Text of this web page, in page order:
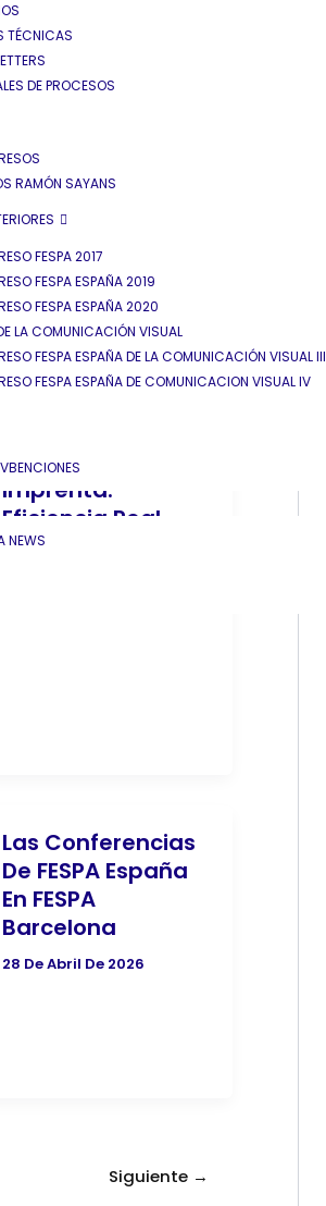
TÉCNICAS
DE PROCESOS
RAMÓN SAYANS
FESPA 2017
FESPA ESPAÑA 2019
FESPA ESPAÑA 2020
LA COMUNICACIÓN VISUAL
FESPA ESPAÑA DE LA COMUNICACIÓN VISUAL III
FESPA ESPAÑA DE COMUNICACION VISUAL IV
NEWS
6 De Julio De 2026
Giada Giacomel,
Distribution
Manager & Sales
South De Neutral
30 De Junio De 2026
Artificial En La
Imprenta:
Eficiencia Real
Para El Día A Día.
Las Conferencias
De FESPA España
En FESPA
Barcelona
28 De Abril De 2026
Siguiente →